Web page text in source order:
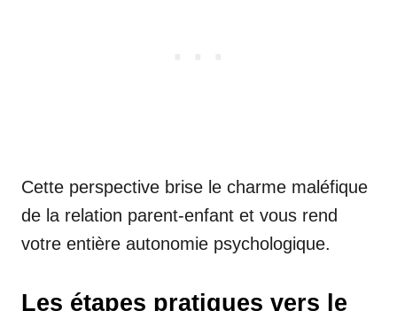
Cette perspective brise le charme maléfique
de la relation parent-enfant et vous rend
votre entière autonomie psychologique.
Les étapes pratiques vers le